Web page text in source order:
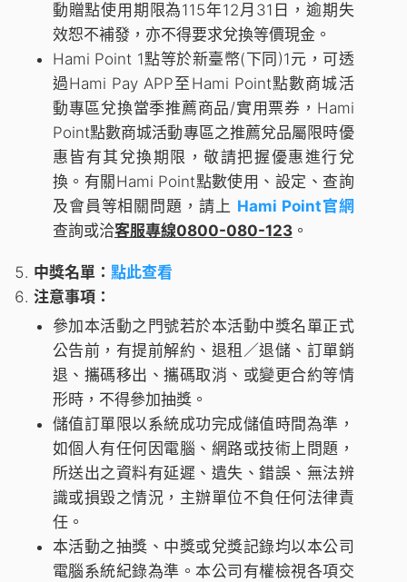
動贈點使用期限為115年12月31日，逾期失
效恕不補發，亦不得要求兌換等價現金。
Hami Point 1點等於新臺幣(下同)1元，可透
過Hami Pay APP至Hami Point點數商城活
動專區兌換當季推薦商品/實用票券，Hami
Point點數商城活動專區之推薦兌品屬限時優
惠皆有其兌換期限，敬請把握優惠進行兌
換。有關Hami Point點數使用、設定、查詢
及會員等相關問題，請上 Hami Point官網
查詢或洽客服專線0800-080-123。
中獎名單：點此查看
注意事項：
參加本活動之門號若於本活動中獎名單正式
公告前，有提前解約、退租／退儲、訂單銷
退、攜碼移出、攜碼取消、或變更合約等情
形時，不得參加抽獎。
儲值訂單限以系統成功完成儲值時間為準，
如個人有任何因電腦、網路或技術上問題，
所送出之資料有延遲、遺失、錯誤、無法辨
識或損毀之情況，主辦單位不負任何法律責
任。
本活動之抽獎、中獎或兌獎記錄均以本公司
電腦系統紀錄為準。本公司有權檢視各項交